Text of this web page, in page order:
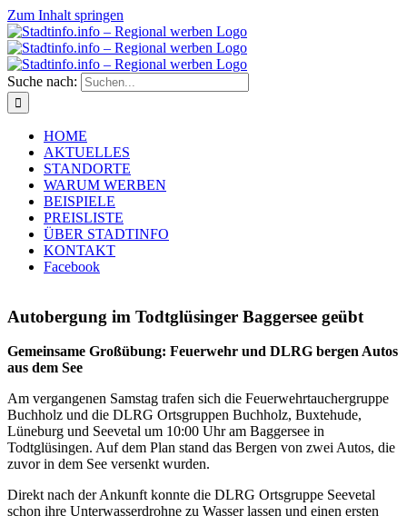
Zum Inhalt springen
Suche nach:
HOME
AKTUELLES
STANDORTE
WARUM WERBEN
BEISPIELE
PREISLISTE
ÜBER STADTINFO
KONTAKT
Facebook
Autobergung im Todtglüsinger Baggersee geübt
Gemeinsame Großübung: Feuerwehr und DLRG bergen Autos
aus dem See
Am vergangenen Samstag trafen sich die Feuerwehrtauchergruppe
Buchholz und die DLRG Ortsgruppen Buchholz, Buxtehude,
Lüneburg und Seevetal um 10:00 Uhr am Baggersee in
Todtglüsingen. Auf dem Plan stand das Bergen von zwei Autos, die
zuvor in dem See versenkt wurden.
Direkt nach der Ankunft konnte die DLRG Ortsgruppe Seevetal
schon ihre Unterwasserdrohne zu Wasser lassen und einen ersten